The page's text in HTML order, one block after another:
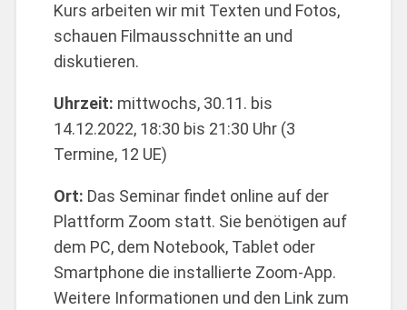
Kurs arbeiten wir mit Texten und Fotos,
schauen Filmausschnitte an und
diskutieren.
Uhrzeit: mittwochs, 30.11. bis
14.12.2022, 18:30 bis 21:30 Uhr (3
Termine, 12 UE)
Ort: Das Seminar findet online auf der
Plattform Zoom statt. Sie benötigen auf
dem PC, dem Notebook, Tablet oder
Smartphone die installierte Zoom-App.
Weitere Informationen und den Link zum